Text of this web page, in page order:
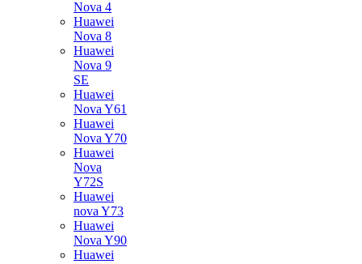
Nova 4
Huawei
Nova 8
Huawei
Nova 9
SE
Huawei
Nova Y61
Huawei
Nova Y70
Huawei
Nova
Y72S
Huawei
nova Y73
Huawei
Nova Y90
Huawei